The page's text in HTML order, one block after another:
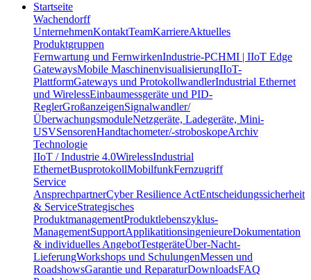
Startseite
Wachendorff
UnternehmenKontaktTeamKarriereAktuelles
Produktgruppen
Fernwartung und FernwirkenIndustrie-PCHMI | IIoT Edge
GatewaysMobile MaschinenvisualisierungIIoT-
PlattformGateways und ProtokollwandlerIndustrial Ethernet
und WirelessEinbaumessgeräte und PID-
ReglerGroßanzeigenSignalwandler/
ÜberwachungsmoduleNetzgeräte, Ladegeräte, Mini-
USVSensorenHandtachometer/-stroboskopeArchiv
Technologie
IIoT / Industrie 4.0WirelessIndustrial
EthernetBusprotokollMobilfunkFernzugriff
Service
AnsprechpartnerCyber Resilience ActEntscheidungssicherheit
& ServiceStrategisches
ProduktmanagementProduktlebenszyklus-
ManagementSupportApplikatitionsingenieureDokumentation
& individuelles AngebotTestgeräteÜber-Nacht-
LieferungWorkshops und SchulungenMessen und
RoadshowsGarantie und ReparaturDownloadsFAQ